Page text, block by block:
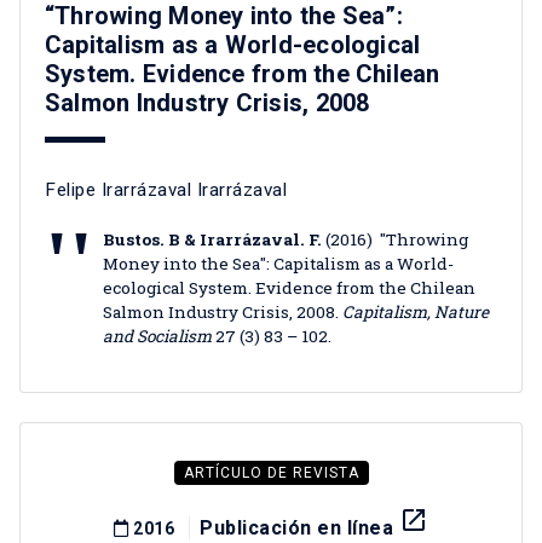
“Throwing Money into the Sea”:
Capitalism as a World-ecological
System. Evidence from the Chilean
Salmon Industry Crisis, 2008
Felipe Irarrázaval Irarrázaval
Bustos. B & Irarrázaval. F. (2016) "Throwing
Money into the Sea": Capitalism as a World-
ecological System. Evidence from the Chilean
Salmon Industry Crisis, 2008. Capitalism, Nature
and Socialism27 (3) 83 – 102.
ARTÍCULO DE REVISTA
2016 Publicación en línea launch